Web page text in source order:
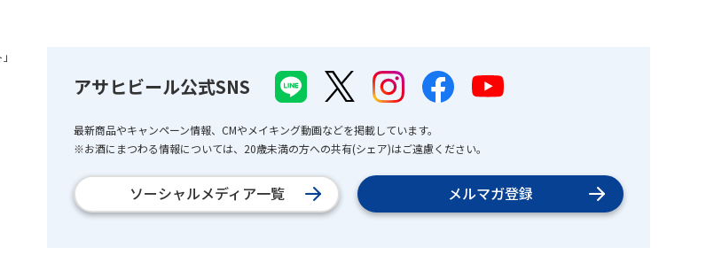
アサヒビール公式SNS
最新商品やキャンペーン情報、CMやメイキング動画などを掲載しています。
※お酒にまつわる情報については、20歳未満の方への共有(シェア)はご遠慮ください。
ソーシャルメディア一覧 メルマガ登録